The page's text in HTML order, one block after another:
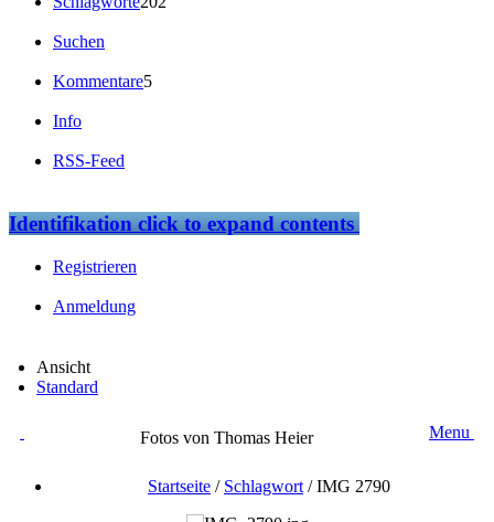
Suchen
Kommentare5
Info
RSS-Feed
Identifikationclick to expand contents
Registrieren
Anmeldung
Ansicht
Standard
Fotos von Thomas Heier Menu
Startseite / Schlagwort /IMG 2790